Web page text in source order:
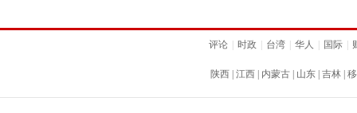
评论 时政 台湾 华人 国际
陕西 江西 内蒙古 山东 吉林